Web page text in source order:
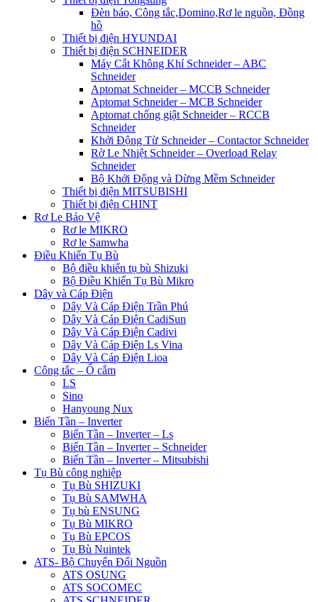
Đèn báo, Công tắc,Domino,Rơ le nguồn, Đồng
hồ
Thiết bị điện HYUNDAI
Thiết bị điện SCHNEIDER
Máy Cắt Không Khí Schneider – ABC
Schneider
Aptomat Schneider – MCCB Schneider
Aptomat Schneider – MCB Schneider
Aptomat chống giật Schneider – RCCB
Schneider
Khởi Động Từ Schneider – Contactor Schneider
Rờ Le Nhiệt Schneider – Overload Relay
Schneider
Bộ Khởi Động và Dừng Mềm Schneider
Thiết bị điện MITSUBISHI
Thiết bị điện CHINT
Rơ Le Bảo Vệ
Rơ le MIKRO
Rơ le Samwha
Điều Khiển Tụ Bù
Bộ điều khiển tụ bù Shizuki
Bộ Điều Khiển Tụ Bù Mikro
Dây và Cáp Điện
Dây Và Cáp Điện Trần Phú
Dây Và Cáp Điện CadiSun
Dây Và Cáp Điện Cadivi
Dây Và Cáp Điện Ls Vina
Dây Và Cáp Điện Lioa
Công tắc – Ổ cắm
LS
Sino
Hanyoung Nux
Biến Tần – Inverter
Biến Tần – Inverter – Ls
Biến Tần – Inverter – Schneider
Biến Tần – Inverter – Mitsubishi
Tụ Bù công nghiệp
Tụ Bù SHIZUKI
Tụ Bù SAMWHA
Tụ bù ENSUNG
Tụ Bù MIKRO
Tụ Bù EPCOS
Tụ Bù Nuintek
ATS- Bộ Chuyển Đổi Nguồn
ATS OSUNG
ATS SOCOMEC